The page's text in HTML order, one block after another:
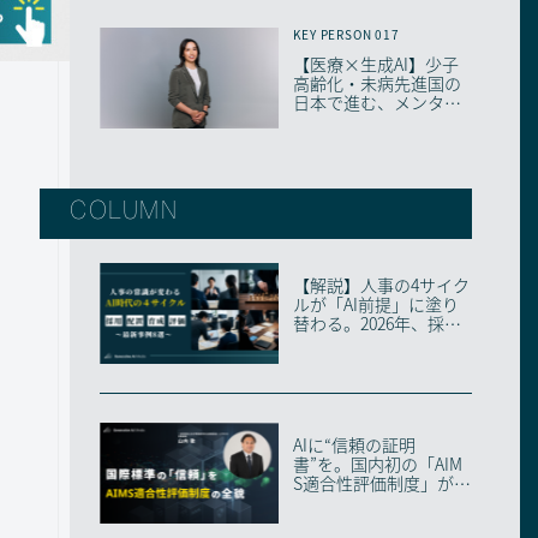
KEY PERSON 017
【医療×生成AI】少子
高齢化・未病先進国の
日本で進む、メンタル
COLUMN
【解説】人事の4サイク
ルが「AI前提」に塗り
替わる。2026年、採
AIに“信頼の証明
書”を。国内初の「AIM
S適合性評価制度」が始